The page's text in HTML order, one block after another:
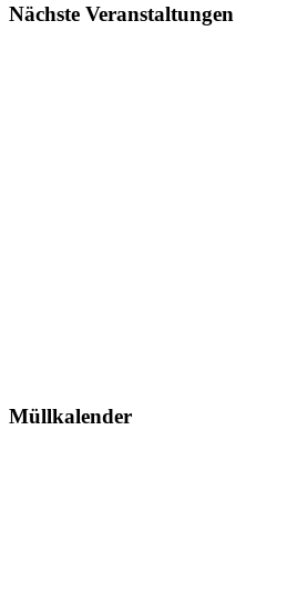
Nächste Veranstaltungen
Müllkalender